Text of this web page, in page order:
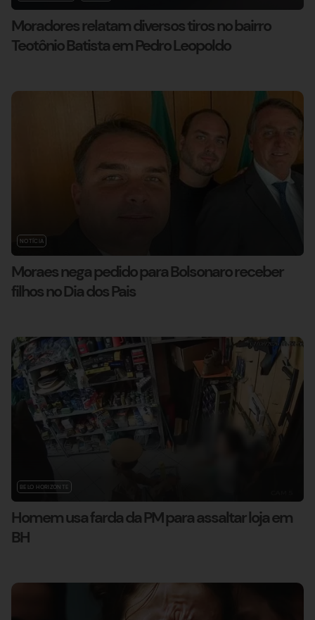
Moradores relatam diversos tiros no bairro
Teotônio Batista em Pedro Leopoldo
NOTÍCIA
Moraes nega pedido para Bolsonaro receber
filhos no Dia dos Pais
BELO HORIZONTE
Homem usa farda da PM para assaltar loja em
BH